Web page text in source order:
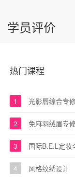
学员评价
热门课程
1 光影唇综合专
2 免麻羽绒眉专
3 国际B.E.L定妆
4 风格纹绣设计